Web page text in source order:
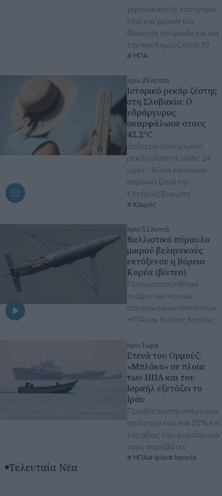
γερουσιαστής κατηγορεί
εδώ και χρόνια τον
Φάουτσι ότι ψεύδεται για
την πανδημία Covid-19
ΗΠΑ
πριν 28 λεπτά
Ιστορικό ρεκόρ ζέστης
στη Σλοβακία: Ο
υδράργυρος
σκαρφάλωσε στους
42,2°C
Δεύτερο συνεχόμενο
ρεκόρ μέσα σε μόλις 24
ώρες - Κύμα καύσωνα
σαρώνει ξανά την
Κεντρική Ευρώπη
Καιρός
πριν 52 λεπτά
Βαλλιστικό πύραυλο
μικρού βεληνεκούς
εκτόξευσε η Βόρεια
Κορέα (βίντεο)
Πραγματοποιήθηκε
ενόψει των κοινών
στρατιωτικών ασκήσεων
ΗΠΑ και Νότιας Κορέας
πριν 1 ώρα
Στενά του Ορμούζ:
«Μπλόκο» σε πλοία
των ΗΠΑ και του
Ισραήλ εξετάζει το
Ιράν
Προβλέπονται υπέρογκα
πρόστιμα έως και 20% επί
της αξίας του φορτίου για
τους παραβάτες
ΗΠΑ Ιράν Ισραήλ
Τελευταία Νέα